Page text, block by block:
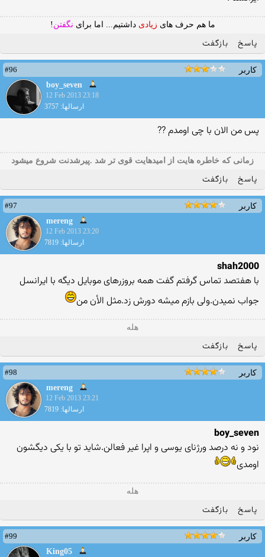
ما هم حرف های زیادی داشتیم... اما برای نگفتن !
پاسخ بازگفت
کاربر
#96
boy_seven
12 Feb 2013 23:18
ارسالها: 3757
پس من الان با چی اومدم ??
زمانی که خاطره هایت از امیدهایت قوی تر شد .پیرشدنت شروع میشود
پاسخ بازگفت
کاربر
#97
mereng
12 Feb 2013 23:20
ارسالها: 7819
shah2000
با هفتصد تماس گرفتم گفت همه بروزرهای موبایل دیگه با ایرانسل
جواب نمیدن.ولی بازم میشه دورش زد.مثل الأن من‎
هله
پاسخ بازگفت
کاربر
#98
mereng
12 Feb 2013 23:21
ارسالها: 7819
boy_seven
نود و نه درصد ورژنای یوسی و اپرا غیر فعالن.شاید تو با یکی دیگشون
اومدی‎
هله
پاسخ بازگفت
کاربر
#99
King05